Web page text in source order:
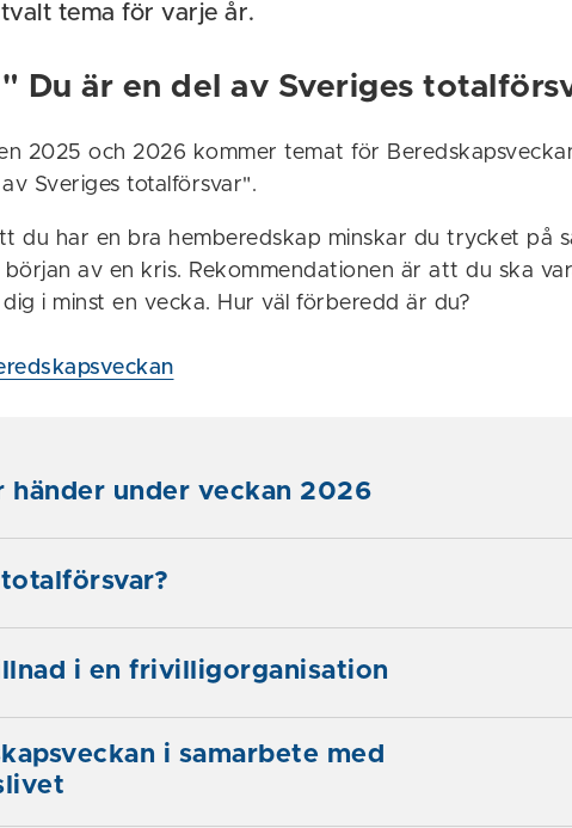
tema för varje år.
Du är en del av Sveriges
2025 och 2026 kommer temat för
Sveriges totalförsvar".
du har en bra hemberedskap minskar du trycket på
början av en kris. Rekommendationen är att du ska
i minst en vecka. Hur väl förberedd är du?
händer under veckan 2026
i en frivilligorganisation
i samarbete med